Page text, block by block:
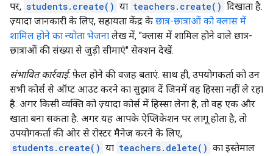
पर, students.create() या teachers.create() दिखाता है.
ज़्यादा जानकारी के लिए, सहायता केंद्र के छात्र-छात्राओं को क्लास में
शामिल होने का न्योता भेजना लेख में, "क्लास में शामिल होने वाले छात्र-
छात्राओं की संख्या से जुड़ी सीमाएं" सेक्शन देखें.
संभावित कार्रवाई: फ़ेल होने की वजह बताएं. साथ ही, उपयोगकर्ता को उन
सभी कोर्स से ऑप्ट आउट करने का सुझाव दें जिनमें वह हिस्सा नहीं ले रहा
है. अगर किसी व्यक्ति को ज़्यादा कोर्स में हिस्सा लेना है, तो वह एक और
खाता बना सकता है. अगर यह आपके ऐप्लिकेशन पर लागू होता है, तो
उपयोगकर्ता की ओर से रोस्टर मैनेज करने के लिए,
students.create() या teachers.delete() का इस्तेमाल